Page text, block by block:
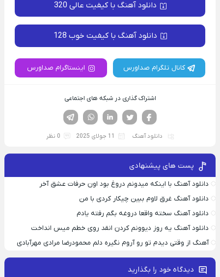
دانلود آهنگ با کیفیت عالی 320
دانلود آهنگ با کیفیت خوب 128
کانال تلگرام صداورس اینستاگرام صداورس
اشتراک گذاری در شبکه های اجتماعی
لینکدین تویتر
فیسوک
دانلود آهنگ 11 جولای 2025 0 نظر
پست های پیشنهادی
دانلود آهنگ با اینکه میدونم دروغ بود اون حرفات عشق آخر
دانلود آهنگ غرق لاوم ببین چیکار کردی با من
دانلود آهنگ سخته واقعا دروغه بگم رفته یادم
دانلود آهنگ یه روز دیوونم کردن انقد روی خطم میس انداخت
آهنگ از وقتی دیدم تو رو آروم نگیره دلم محمودرضا مرادی مهرآبادی
دیدگاه خود را بگذارید